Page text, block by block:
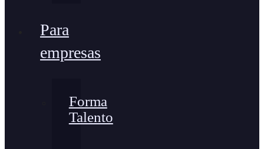
Para
empresas
Forma
Talento